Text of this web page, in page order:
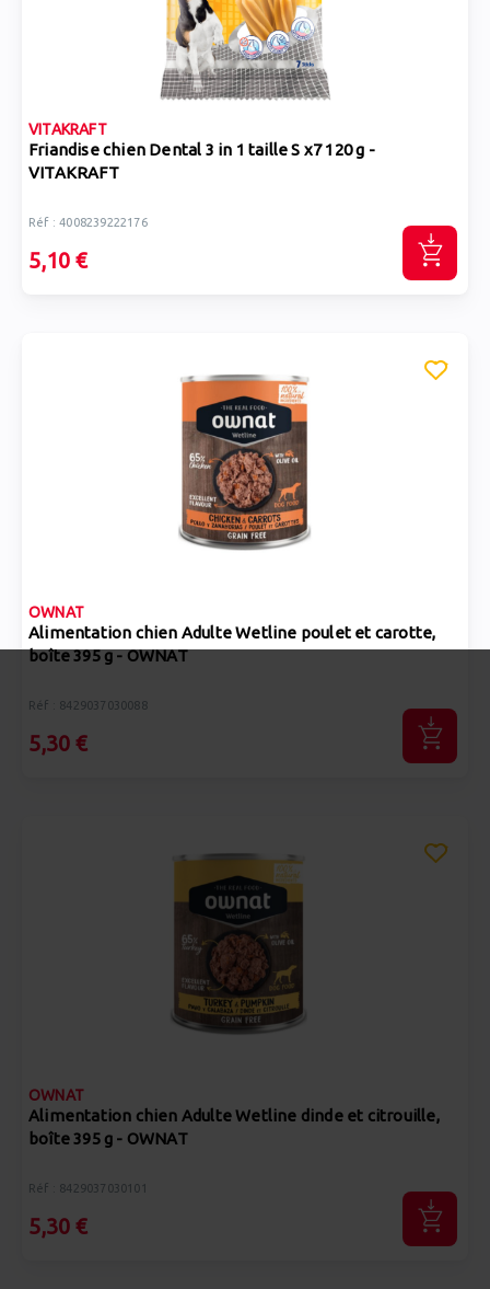
VITAKRAFT
Friandise chien Dental 3 in 1 taille S x7 120 g -
VITAKRAFT
Réf : 4008239222176
5,10 €
OWNAT
Alimentation chien Adulte Wetline poulet et carotte,
boîte 395 g - OWNAT
Réf : 8429037030088
5,30 €
OWNAT
Alimentation chien Adulte Wetline dinde et citrouille,
boîte 395 g - OWNAT
Réf : 8429037030101
5,30 €